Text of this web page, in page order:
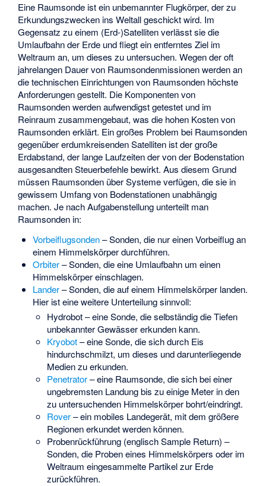
Eine Raumsonde ist ein unbemannter Flugkörper, der zu
Erkundungszwecken ins Weltall geschickt wird. Im
Gegensatz zu einem (Erd-)Satelliten verlässt sie die
Umlaufbahn der Erde und fliegt ein entferntes Ziel im
Weltraum an, um dieses zu untersuchen. Wegen der oft
jahrelangen Dauer von Raumsondenmissionen werden an
die technischen Einrichtungen von Raumsonden höchste
Anforderungen gestellt. Die Komponenten von
Raumsonden werden aufwendigst getestet und im
Reinraum zusammengebaut, was die hohen Kosten von
Raumsonden erklärt. Ein großes Problem bei Raumsonden
gegenüber erdumkreisenden Satelliten ist der große
Erdabstand, der lange Laufzeiten der von der Bodenstation
ausgesandten Steuerbefehle bewirkt. Aus diesem Grund
müssen Raumsonden über Systeme verfügen, die sie in
gewissem Umfang von Bodenstationen unabhängig
machen. Je nach Aufgabenstellung unterteilt man
Raumsonden in:
Vorbeiflugsonden– Sonden, die nur einen Vorbeiflug an
einem Himmelskörper durchführen.
Orbiter– Sonden, die eine Umlaufbahn um einen
Himmelskörper einschlagen.
Lander– Sonden, die auf einem Himmelskörper landen.
Hier ist eine weitere Unterteilung sinnvoll:
Hydrobot– eine Sonde, die selbständig die Tiefen
unbekannter Gewässer erkunden kann.
Kryobot– eine Sonde, die sich durch Eis
hindurchschmilzt, um dieses und darunterliegende
Medien zu erkunden.
Penetrator– eine Raumsonde, die sich bei einer
ungebremsten Landung bis zu einige Meter in den
zu untersuchenden Himmelskörper bohrt/eindringt.
Rover– ein mobiles Landegerät, mit dem größere
Regionen erkundet werden können.
Probenrückführung (englisch Sample Return) –
Sonden, die Proben eines Himmelskörpers oder im
Weltraum eingesammelte Partikel zur Erde
zurückführen.